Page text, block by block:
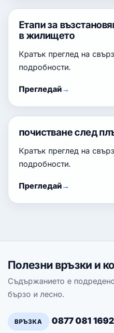
Етапи за
в жилището
Кратък преглед на
подробности.
Прегледай
почистване след
Кратък преглед на
подробности.
Прегледай
Полезни връзки и
Съдържанието е
бързо и лесно.
ВРЪЗКА 0877 081 1692